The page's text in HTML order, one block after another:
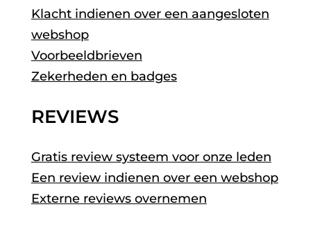
Klacht indienen over een aangesloten
webshop
Voorbeeldbrieven
Zekerheden en badges
REVIEWS
Gratis review systeem voor onze leden
Een review indienen over een webshop
Externe reviews overnemen